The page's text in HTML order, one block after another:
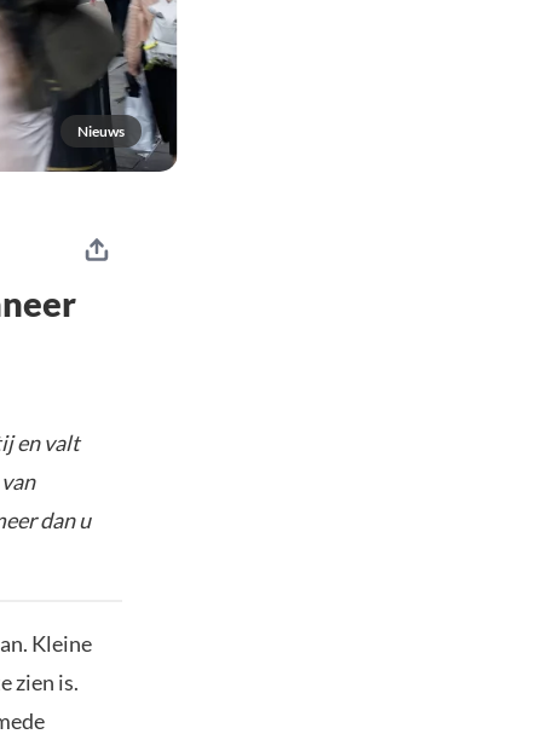
Nieuws
en valt
dan u
Kleine
zien is.